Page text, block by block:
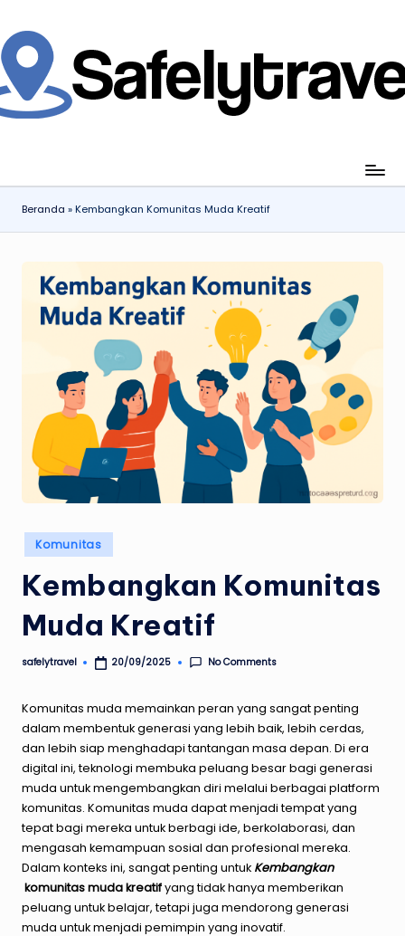
Skip
to
content
Beranda »Kembangkan Komunitas Muda Kreatif
Posted
in
Komunitas
Kembangkan Komunitas
Muda Kreatif
Posted
safelytravel 20/09/2025 No Comments
Komunitas muda memainkan peran yang sangat penting
dalam membentuk generasi yang lebih baik, lebih cerdas,
dan lebih siap menghadapi tantangan masa depan. Di era
digital ini, teknologi membuka peluang besar bagi generasi
muda untuk mengembangkan diri melalui berbagai platform
komunitas. Komunitas muda dapat menjadi tempat yang
tepat bagi mereka untuk berbagi ide, berkolaborasi, dan
mengasah kemampuan sosial dan profesional mereka.
Dalam konteks ini, sangat penting untuk Kembangkan
komunitas muda kreatifyang tidak hanya memberikan
peluang untuk belajar, tetapi juga mendorong generasi
muda untuk menjadi pemimpin yang inovatif.